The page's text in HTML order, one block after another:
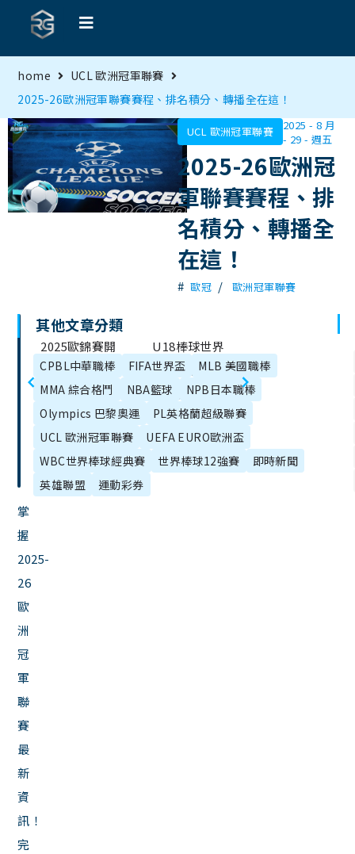
home
UCL 歐洲冠軍聯賽
2025-26歐洲冠軍聯賽賽程、排名積分、轉播全在這！
UCL 歐洲冠軍聯賽
2025 - 8 月
- 29 - 週五
2025-26歐洲冠
軍聯賽賽程、排
名積分、轉播全
在這！
# 歐冠 / 歐洲冠軍聯賽
文
章
目
錄
掌
握
2025-
26
歐
洲
冠
軍
聯
賽
最
新
資
訊！
完
2025歐錦賽開
打｜賽程、球
星、分組資訊
全解析
U18棒球世界
盃｜賽程、戰
績、分組名單
完整資訊
其他文章分類
CPBL中華職棒 FIFA世界盃
MLB 美國職棒
MMA 綜合格鬥
NBA籃球
NPB日本職棒
Olympics 巴黎奧運
PL英格蘭超級聯賽
UCL 歐洲冠軍聯賽
UEFA EURO歐洲盃
WBC世界棒球經典賽
世界棒球12強賽
即時新聞
英雄聯盟
運動彩券